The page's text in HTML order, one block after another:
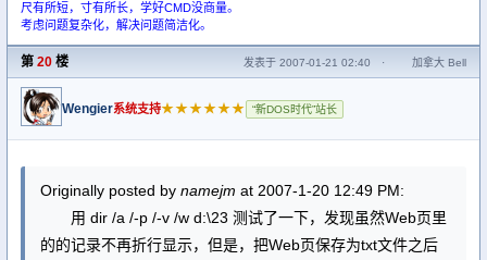
尺有所短，寸有所长，学好CMD没商量。
考虑问题复杂化，解决问题简洁化。
第 20 楼 发表于 2007-01-21 02:40 · 加拿大 Bell
Wengier系统支持★★★★★★ “新DOS时代”站长
Originally posted by namejm at 2007-1-20 12:49 PM:
用 dir /a /-p /-v /w d:\23 测试了一下，发现虽然Web页里
的的记录不再折行显示，但是，把Web页保存为txt文件之后